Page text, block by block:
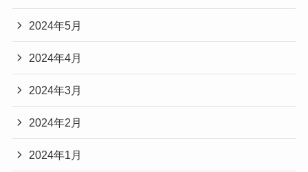
2024年5月
2024年4月
2024年3月
2024年2月
2024年1月